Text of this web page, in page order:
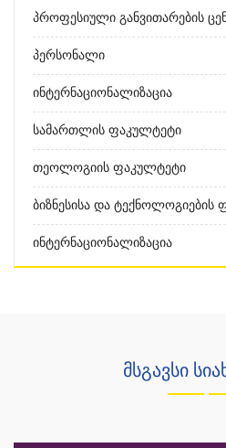
Პროფესიული Განვითარების
Პერსონალი
Ინტერნაციონალიზაცია
Სამართლის Ფაკულტეტი
Თეოლოგიის Ფაკულტეტი
Ბიზნესისა Და Ტექნოლოგიების
Ინტერნაციონალიზაცია
მსგავსი